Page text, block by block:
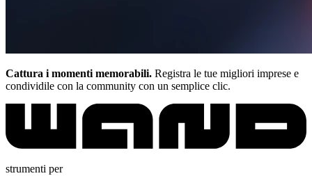
Cattura i momenti memorabili. Registra le tue migliori imprese e
condividile con la community con un semplice clic.
strumenti per